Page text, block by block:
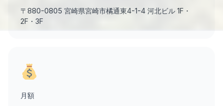
〒880-0805 宮崎県宮崎市橘通東4-1-4 河北ビル 1F・
2F・3F
月額